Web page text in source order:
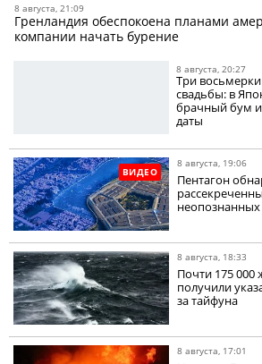
8 августа, 21:09
Гренландия обеспокоена планами
компании начать бурение
8 августа, 20:27
Три
свадьбы: в
брачный бум
даты
ВИДЕО
8 августа, 19:06
Пентагон
8 августа, 18:33
Почти 175
получили
за тайфуна
8 августа, 17:01